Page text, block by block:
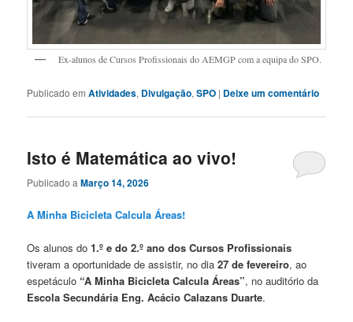
Ex-alunos de Cursos Profissionais do AEMGP com a equipa do SPO.
Publicado em Atividades, Divulgação,SPO | Deixe um comentário
Isto é Matemática ao vivo!
Publicado aMarço 14, 2026
A Minha Bicicleta Calcula Áreas!
Os alunos do1.º e do 2.º ano dos Cursos Profissionais
tiveram a oportunidade de assistir, no dia27 de fevereiro, ao
espetáculo “A Minha Bicicleta Calcula Áreas”, no auditório da
Escola Secundária Eng. Acácio Calazans Duarte.